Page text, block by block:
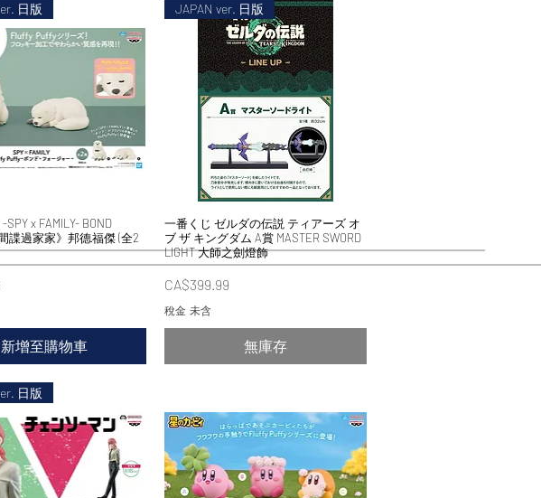
快速瀏覽
日版
SPY x FAMILY- BOND
諜過家家》邦德·福傑 (全2
新增至購物車
快速瀏覽
JAPAN ver. 日版
一番くじ ゼルダの伝説 ティアーズ オ
ブ ザ キングダム A賞 MASTER SWORD
LIGHT 大師之劍燈飾
價格
CA$399.99
稅金 未含
無庫存
日版